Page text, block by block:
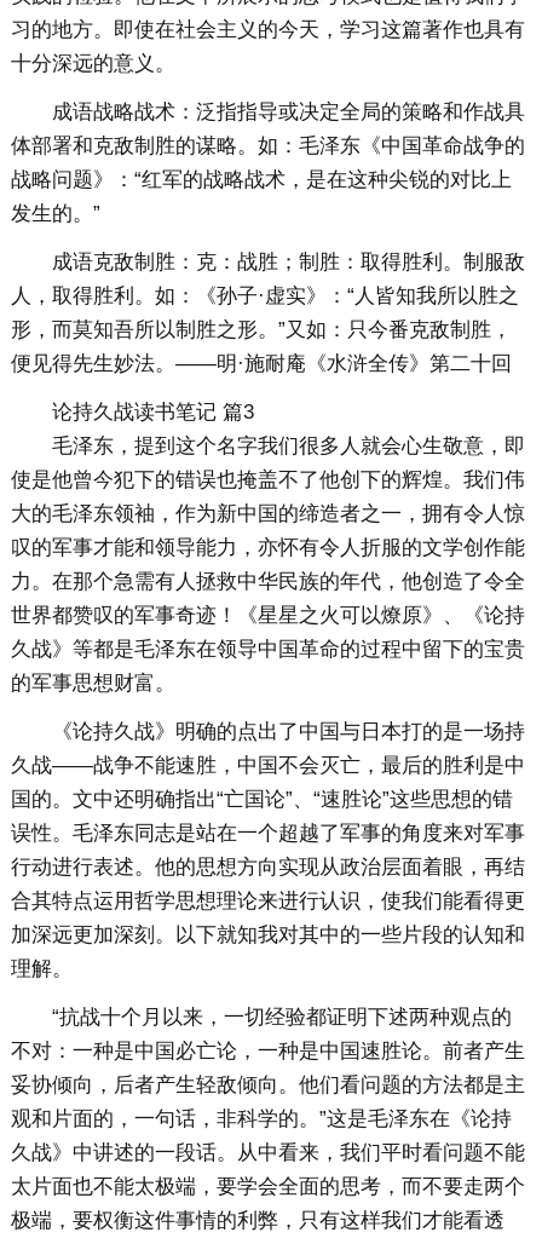
习的地方。即使在社会主义的今天，学习这篇著作也具有
十分深远的意义。
成语战略战术：泛指指导或决定全局的策略和作战具
体部署和克敌制胜的谋略。如：毛泽东《中国革命战争的
战略问题》：“红军的战略战术，是在这种尖锐的对比上
发生的。”
成语克敌制胜：克：战胜；制胜：取得胜利。制服敌
人，取得胜利。如：《孙子·虚实》：“人皆知我所以胜之
形，而莫知吾所以制胜之形。”又如：只今番克敌制胜，
便见得先生妙法。——明·施耐庵《水浒全传》第二十回
论持久战读书笔记 篇3
毛泽东，提到这个名字我们很多人就会心生敬意，即
使是他曾今犯下的错误也掩盖不了他创下的辉煌。我们伟
大的毛泽东领袖，作为新中国的缔造者之一，拥有令人惊
叹的军事才能和领导能力，亦怀有令人折服的文学创作能
力。在那个急需有人拯救中华民族的年代，他创造了令全
世界都赞叹的军事奇迹！《星星之火可以燎原》、《论持
久战》等都是毛泽东在领导中国革命的过程中留下的宝贵
的军事思想财富。
《论持久战》明确的点出了中国与日本打的是一场持
久战——战争不能速胜，中国不会灭亡，最后的胜利是中
国的。文中还明确指出“亡国论”、“速胜论”这些思想的错
误性。毛泽东同志是站在一个超越了军事的角度来对军事
行动进行表述。他的思想方向实现从政治层面着眼，再结
合其特点运用哲学思想理论来进行认识，使我们能看得更
加深远更加深刻。以下就知我对其中的一些片段的认知和
理解。
“抗战十个月以来，一切经验都证明下述两种观点的
不对：一种是中国必亡论，一种是中国速胜论。前者产生
妥协倾向，后者产生轻敌倾向。他们看问题的方法都是主
观和片面的，一句话，非科学的。”这是毛泽东在《论持
久战》中讲述的一段话。从中看来，我们平时看问题不能
太片面也不能太极端，要学会全面的思考，而不要走两个
极端，要权衡这件事情的利弊，只有这样我们才能看透